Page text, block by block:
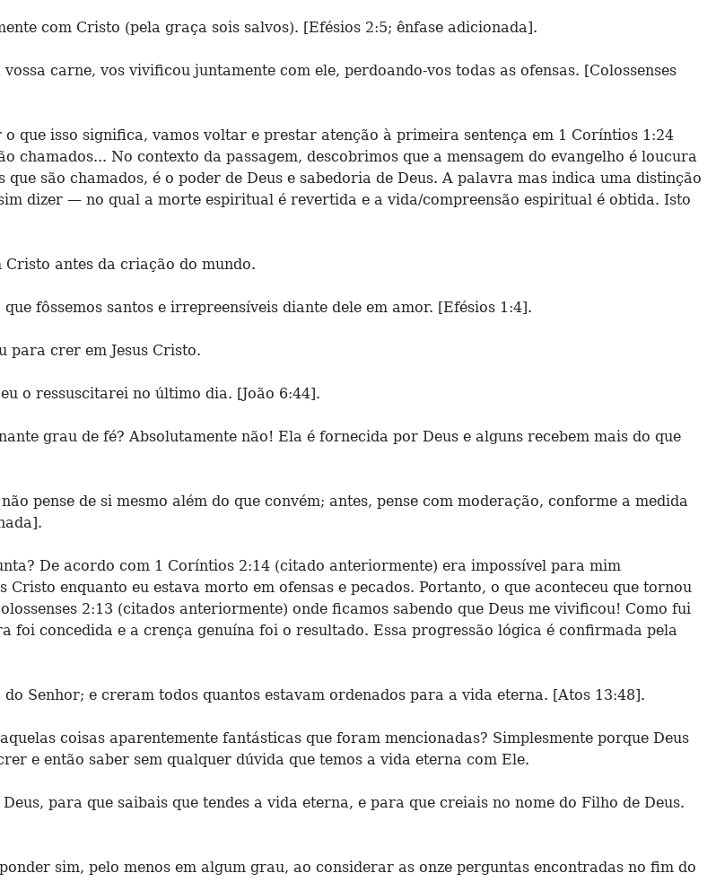
com Cristo (pela graça sois salvos). [Efésios 2:5; ênfase adicionada].
carne, vos vivificou juntamente com ele, perdoando-vos todas as ofensas. [Colossenses
que isso significa, vamos voltar e prestar atenção à primeira sentença em 1 Coríntios 1:24
chamados... No contexto da passagem, descobrimos que a mensagem do evangelho é loucura
são chamados, é o poder de Deus e sabedoria de Deus. A palavra mas indica uma distinção
dizer — no qual a morte espiritual é revertida e a vida/compreensão espiritual é obtida. Isto
Cristo antes da criação do mundo.
fôssemos santos e irrepreensíveis diante dele em amor. [Efésios 1:4].
crer em Jesus Cristo.
o ressuscitarei no último dia. [João 6:44].
grau de fé? Absolutamente não! Ela é fornecida por Deus e alguns recebem mais do que
pense de si mesmo além do que convém; antes, pense com moderação, conforme a medida
De acordo com 1 Coríntios 2:14 (citado anteriormente) era impossível para mim
enquanto eu estava morto em ofensas e pecados. Portanto, o que aconteceu que tornou
2:13 (citados anteriormente) onde ficamos sabendo que Deus me vivificou! Como fui
concedida e a crença genuína foi o resultado. Essa progressão lógica é confirmada pela
Senhor; e creram todos quantos estavam ordenados para a vida eterna. [Atos 13:48].
coisas aparentemente fantásticas que foram mencionadas? Simplesmente porque Deus
e então saber sem qualquer dúvida que temos a vida eterna com Ele.
para que saibais que tendes a vida eterna, e para que creiais no nome do Filho de Deus.
sim, pelo menos em algum grau, ao considerar as onze perguntas encontradas no fim do